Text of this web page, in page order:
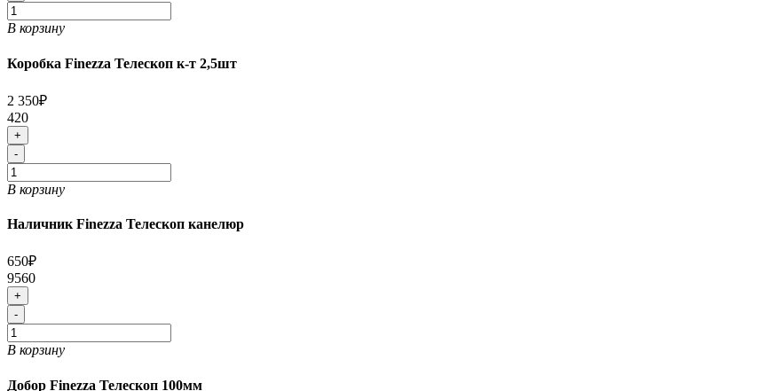
В корзину
Коробка Finezza Телескоп к-т 2,5шт
2 350₽
420
+
-
В корзину
Наличник Finezza Телескоп канелюр
650₽
9560
+
-
В корзину
Добор Finezza Телескоп 100мм